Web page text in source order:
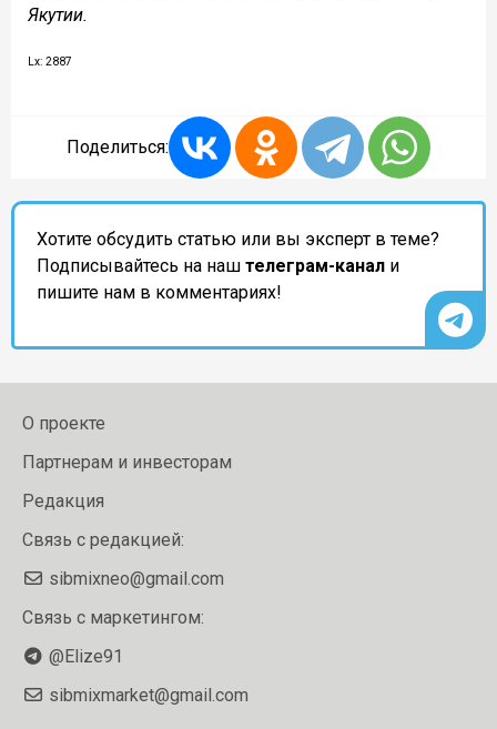
Якутии.
Lx: 2887
Поделиться:
Хотите обсудить статью или вы эксперт в теме?
Подписывайтесь на наш телеграм-канал и
пишите нам в комментариях!
О проекте
Партнерам и инвесторам
Редакция
Связь с редакцией:
sibmixneo@gmail.com
Связь с маркетингом:
@Elize91
sibmixmarket@gmail.com